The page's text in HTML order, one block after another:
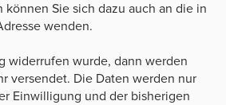
können Sie sich dazu auch an die in
wenden.
widerrufen wurde, dann werden
versendet. Die Daten werden nur
Einwilligung und der bisherigen